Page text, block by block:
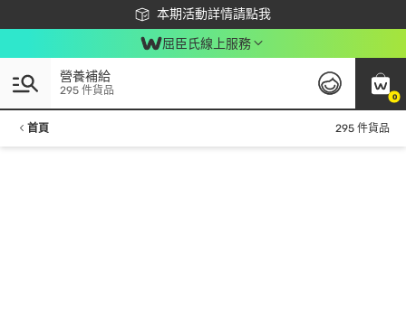
本期活動詳情請點我
下載app最高回饋$350
屈臣氏線上服務
0
營養補給
295 件貨品
首頁 295 件貨品